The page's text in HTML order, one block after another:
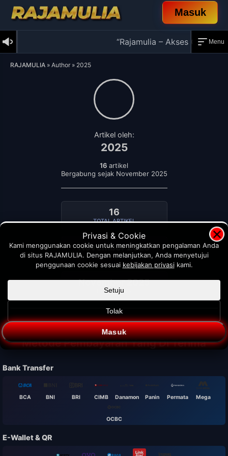
Masuk
“Rajamulia – Akses Cepat,Menu
RAJAMULIA » Author » 2025
Artikel oleh:
2025
16 artikel
Bergabung sejak November 2025
16
TOTAL ARTIKEL
November 2025
ARTIKEL PERTAMA
November 2025
BERGABUNG
Metode Pembayaran Yang Di Terima
Bank Transfer
BCA BNI BRI CIMB Danamon Panin Permata Mega
OCBC
E-Wallet & QR
×
Privasi & Cookie
Kami menggunakan cookie untuk meningkatkan pengalaman Anda
di situs RAJAMULIA. Dengan melanjutkan, Anda menyetujui
penggunaan cookie sesuai kebijakan privasikami.
Setuju
Tolak
Masuk